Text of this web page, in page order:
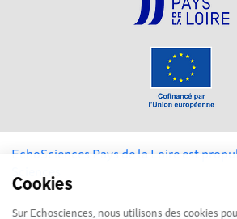
Cookies
Sur Echosciences, nous utilisons des cookies
EchoSciences Pays de la Loire est
Sciences